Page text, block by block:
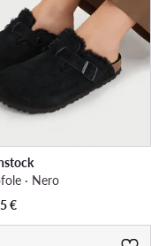
· Nero
€